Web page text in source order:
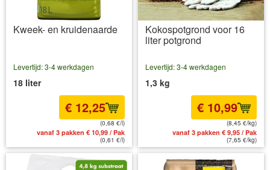
Kweek- en kruidenaarde
Levertijd: 3-4 werkdagen
18 liter
€ 12,25
(0,68 €/l)
vanaf 3 pakken € 10,99 / Pak
(0,61 €/l)
Kokospotgrond voor 16
liter potgrond
Levertijd: 3-4 werkdagen
1,3 kg
€ 10,99
(8,45 €/kg)
vanaf 3 pakken € 9,95 / Pak
(7,65 €/kg)